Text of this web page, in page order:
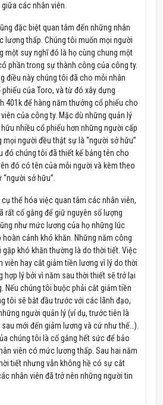
các nhân viên.
đặc biệt quan tâm đến những nhân
lương thấp. Chúng tôi muốn mọi người
một suy nghĩ đó là họ cùng chung một
phần trong sự thành công của công ty.
điều này chúng tôi đã cho mỗi nhân
của Toro, và từ đó xây dựng
401k để hàng năm thưởng cổ phiếu cho
của công ty. Mặc dù những quản lý
nhiều cổ phiếu hơn những người cấp
mọi người đều thật sự là “người sở hữu”
đó chúng tôi đã thiết kế bảng tên cho
đó có tên của mỗi người và kèm theo
“người sở hữu”.
cụ thể hóa việc quan tâm các nhân viên,
rất cố gắng để giữ nguyên số lượng
như mức lương của họ những lúc
hoàn cảnh khó khăn. Những năm công
gặp khó khăn thường là do thời tiết. Việc
viên hay cắt giảm tiền lương vì lý do thời
hợp lý bởi vì năm sau thời thiết sẽ trở lại
Nếu chúng tôi buộc phải cắt giảm tiền
tôi sẽ bắt đầu trước với các lãnh đạo,
người quản lý (ví dụ, trước tiên là
mới đến giảm lương và cứ như thế…).
chúng tôi là cố gắng hết sức để bảo
viên có mức lương thấp. Sau hai năm
tiết nhưng vẫn không hề có sự cắt
nhân viên đã trở nên những người tin